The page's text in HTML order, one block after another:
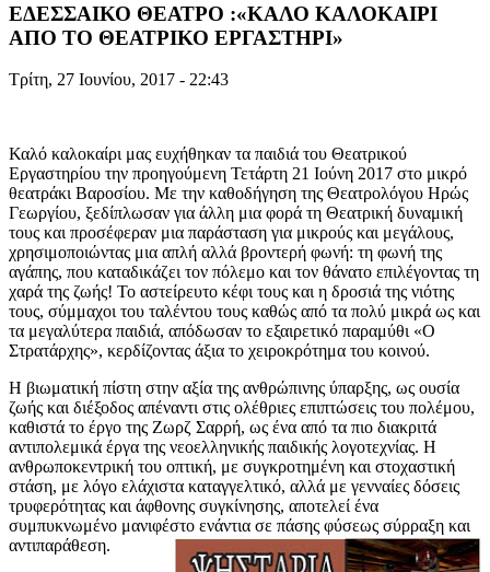
ΕΔΕΣΣΑΙΚΟ ΘΕΑΤΡΟ :«ΚΑΛΟ ΚΑΛΟΚΑΙΡΙ
ΑΠΟ ΤΟ ΘΕΑΤΡΙΚΟ ΕΡΓΑΣΤΗΡΙ»
Τρίτη, 27 Ιουνίου, 2017 - 22:43
Καλό καλοκαίρι μας ευχήθηκαν τα παιδιά του Θεατρικού
Εργαστηρίου την προηγούμενη Τετάρτη 21 Ιούνη 2017 στο μικρό
θεατράκι Βαροσίου. Με την καθοδήγηση της Θεατρολόγου Ηρώς
Γεωργίου, ξεδίπλωσαν για άλλη μια φορά τη Θεατρική δυναμική
τους και προσέφεραν μια παράσταση για μικρούς και μεγάλους,
χρησιμοποιώντας μια απλή αλλά βροντερή φωνή: τη φωνή της
αγάπης, που καταδικάζει τον πόλεμο και τον θάνατο επιλέγοντας τη
χαρά της ζωής! Το αστείρευτο κέφι τους και η δροσιά της νιότης
τους, σύμμαχοι του ταλέντου τους καθώς από τα πολύ μικρά ως και
τα μεγαλύτερα παιδιά, απόδωσαν το εξαιρετικό παραμύθι «Ο
Στρατάρχης», κερδίζοντας άξια το χειροκρότημα του κοινού.
Η βιωματική πίστη στην αξία της ανθρώπινης ύπαρξης, ως ουσία
ζωής και διέξοδος απέναντι στις ολέθριες επιπτώσεις του πολέμου,
καθιστά το έργο της Ζωρζ Σαρρή, ως ένα από τα πιο διακριτά
αντιπολεμικά έργα της νεοελληνικής παιδικής λογοτεχνίας. Η
ανθρωποκεντρική του οπτική, με συγκροτημένη και στοχαστική
στάση, με λόγο ελάχιστα καταγγελτικό, αλλά με γενναίες δόσεις
τρυφερότητας και άφθονης συγκίνησης, αποτελεί ένα
συμπυκνωμένο μανιφέστο ενάντια σε πάσης φύσεως σύρραξη και
αντιπαράθεση.